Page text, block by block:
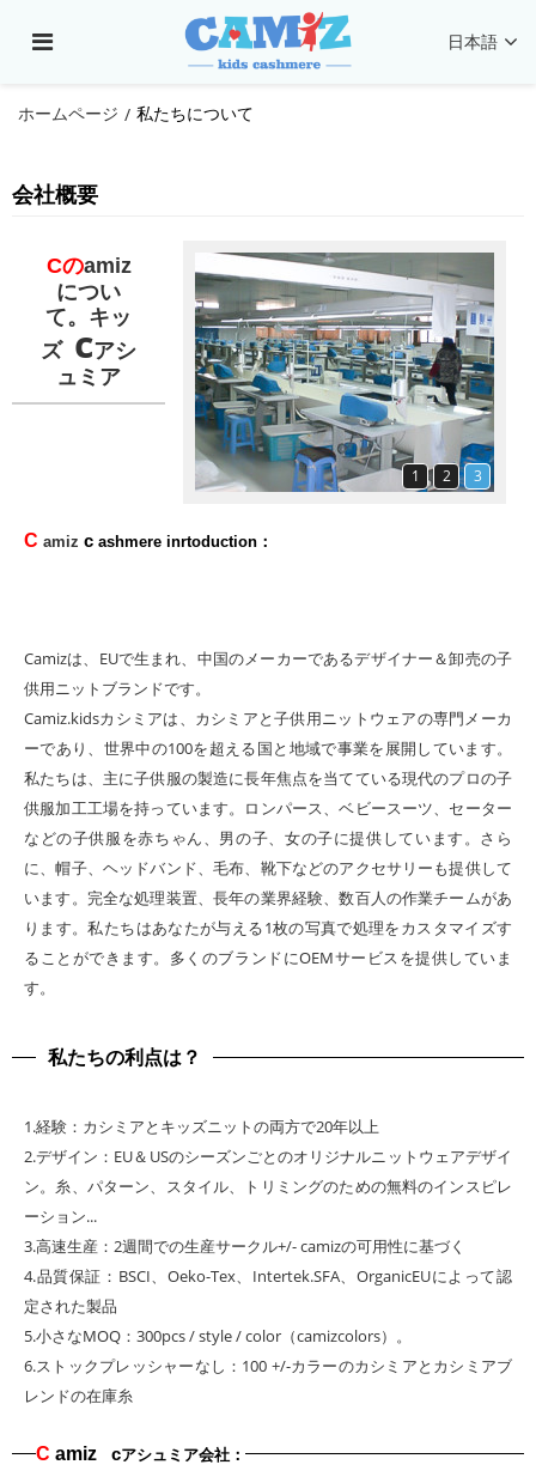
日本語
ホームページ / 私たちについて
会社概要
3
2
1
Cのamiz
につい
て。キッ
ズ cアシ
ュミア
C amiz c ashmere inrtoduction：
Camizは、EUで生まれ、中国のメーカーであるデザイナー＆卸売の子
供用ニットブランドです。
Camiz.kidsカシミアは、カシミアと子供用ニットウェアの専門メーカ
ーであり、世界中の100を超える国と地域で事業を展開しています。
私たちは、主に子供服の製造に長年焦点を当てている現代のプロの子
供服加工工場を持っています。ロンパース、ベビースーツ、セーター
などの子供服を赤ちゃん、男の子、女の子に提供しています。さら
に、帽子、ヘッドバンド、毛布、靴下などのアクセサリーも提供して
います。完全な処理装置、長年の業界経験、数百人の作業チームがあ
ります。私たちはあなたが与える1枚の写真で処理をカスタマイズす
ることができます。多くのブランドにOEMサービスを提供していま
す。
私たちの利点は？
1.経験：カシミアとキッズニットの両方で20年以上
2.デザイン：EU＆USのシーズンごとのオリジナルニットウェアデザイ
ン。糸、パターン、スタイル、トリミングのための無料のインスピレ
ーション...
3.高速生産：2週間での生産サークル+/- camizの可用性に基づく
4.品質保証：BSCI、Oeko-Tex、Intertek.SFA、OrganicEUによって認
定された製品
5.小さなMOQ：300pcs / style / color（camizcolors）。
6.ストックプレッシャーなし：100 +/-カラーのカシミアとカシミアブ
レンドの在庫糸
C amiz cアシュミア会社：